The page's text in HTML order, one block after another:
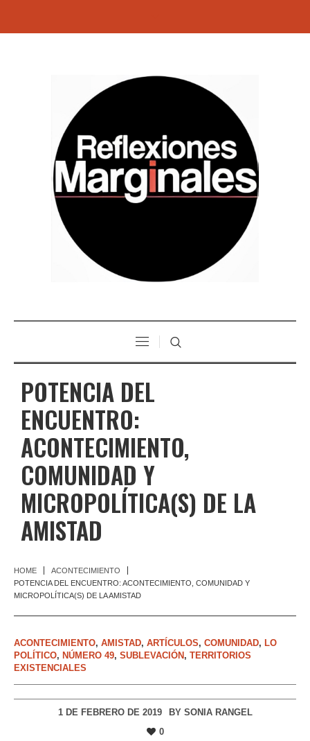
POTENCIA DEL
ENCUENTRO:
ACONTECIMIENTO,
COMUNIDAD Y
MICROPOLÍTICA(S) DE LA
AMISTAD
HOME
ACONTECIMIENTO
POTENCIA DEL ENCUENTRO: ACONTECIMIENTO, COMUNIDAD Y
MICROPOLÍTICA(S) DE LA AMISTAD
ACONTECIMIENTO, AMISTAD, ARTÍCULOS, COMUNIDAD, LO
POLÍTICO, NÚMERO 49, SUBLEVACIÓN, TERRITORIOS
EXISTENCIALES
1 DE FEBRERO DE 2019 BY SONIA RANGEL
0